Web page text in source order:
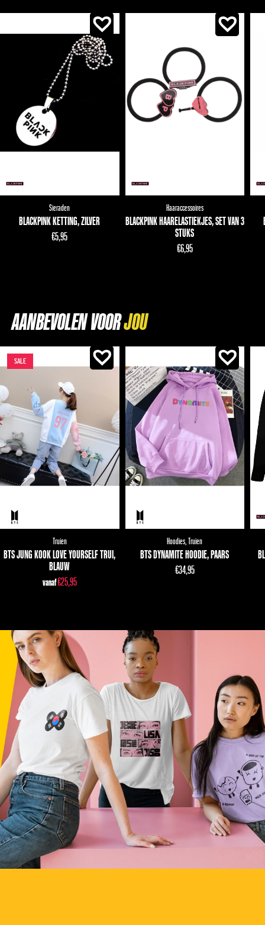
Sieraden
BLACKPINK KETTING, ZILVER
€5,95
Haaraccessoires
BLACKPINK HAARELASTIEKJES, SET VAN 3
STUKS
€6,95
AANBEVOLEN VOOR
SALE
Truien
BTS JUNG KOOK LOVE YOURSELF TRUI,
BLAUW
vanaf€25,95
Hoodies, Truien
BTS DYNAMITE HOODIE, PAARS
€34,95